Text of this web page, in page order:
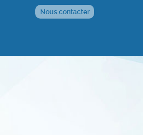
Nous contacter